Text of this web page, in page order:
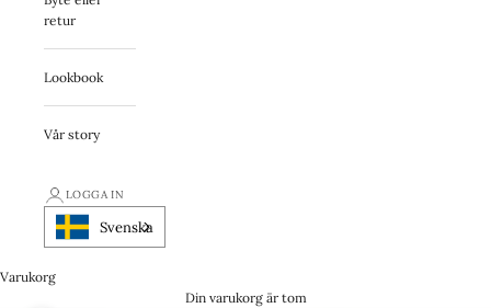
retur
Lookbook
Vår story
LOGGA IN
Svenska
Varukorg
Din varukorg är tom